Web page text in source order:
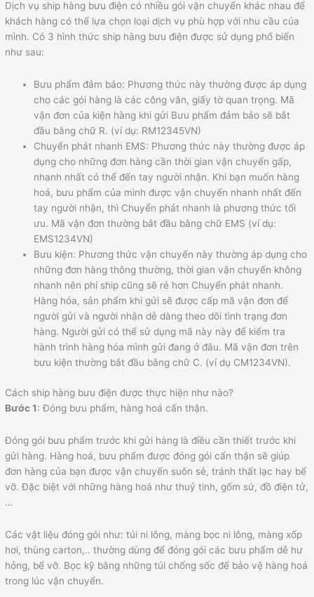
Dịch vụ ship hàng bưu điện có nhiều gói vận chuyển khác nhau để
khách hàng có thể lựa chọn loại dịch vụ phù hợp với nhu cầu của
mình. Có 3 hình thức ship hàng bưu điện được sử dụng phổ biến
như sau:
Bưu phẩm đảm bảo: Phương thức này thường được áp dụng
cho các gói hàng là các công văn, giấy tờ quan trọng. Mã
vận đơn của kiện hàng khi gửi Bưu phẩm đảm bảo sẽ bắt
đầu bằng chữ R. (ví dụ: RM12345VN)
Chuyển phát nhanh EMS: Phương thức này thường được áp
dụng cho những đơn hàng cần thời gian vận chuyển gấp,
nhanh nhất có thể đến tay người nhận. Khi bạn muốn hàng
hoá, bưu phẩm của mình được vận chuyển nhanh nhất đến
tay người nhận, thì Chuyển phát nhanh là phương thức tối
ưu. Mã vận đơn thường bắt đầu bằng chữ EMS (ví dụ:
EMS1234VN)
Bưu kiện: Phương thức vận chuyển này thường áp dụng cho
những đơn hàng thông thường, thời gian vận chuyển không
nhanh nên phí ship cũng sẽ rẻ hơn Chuyển phát nhanh.
Hàng hóa, sản phẩm khi gửi sẽ được cấp mã vận đơn để
người gửi và người nhận dễ dàng theo dõi tình trạng đơn
hàng. Người gửi có thể sử dụng mã này này để kiểm tra
hành trình hàng hóa mình gửi đang ở đâu. Mã vận đơn trên
bưu kiện thường bắt đầu bằng chữ C. (ví dụ CM1234VN).
Cách ship hàng bưu điện được thực hiện như nào?
Bước 1: Đóng bưu phẩm, hàng hoá cẩn thận.
Đóng gói bưu phẩm trước khi gửi hàng là điều cần thiết trước khi
gửi hàng. Hàng hoá, bưu phẩm được đóng gói cẩn thận sẽ giúp
đơn hàng của bạn được vận chuyển suôn sẻ, tránh thất lạc hay bể
vỡ. Đặc biệt với những hàng hoá như thuỷ tinh, gốm sứ, đồ điện tử,
…
Các vật liệu đóng gói như: túi ni lông, màng bọc ni lông, màng xốp
hơi, thùng carton,.. thường dùng để đóng gói các bưu phẩm dễ hư
hỏng, bể vỡ. Bọc kỹ bằng những túi chống sốc để bảo vệ hàng hoá
trong lúc vận chuyển.